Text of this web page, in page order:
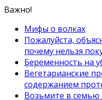
Важно!
Мифы о волках
Пожалуйста,
почему нельзя
Беременность на
Вегетарианские
содержанием
Возьмите в семью